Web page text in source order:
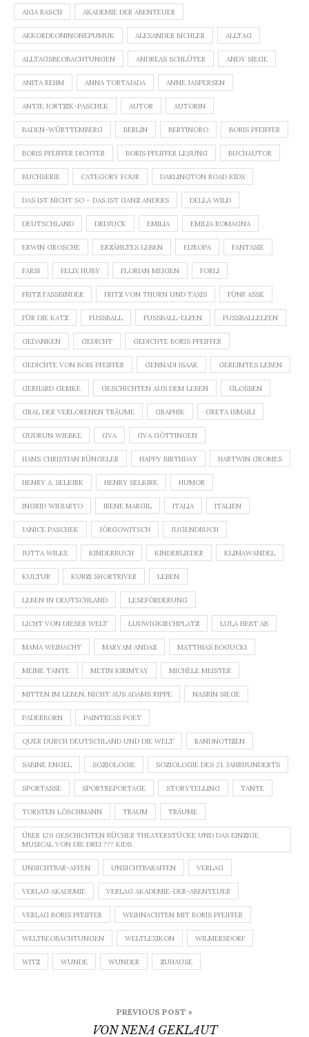
AIGA RASCH AKADEMIE DER ABENTEUER
AKKORDEONINONEPUMUK ALEXANDER BICHLER ALLTAG
ALLTAGSBEOBACHTUNGEN ANDREAS SCHLÜTER ANDY SIEGE
ANITA REHM ANNA TORTAJADA ANNE JASPERSEN
ANTJE JORTZIK-PASCHEK AUTOR AUTORIN
BADEN-WÜRTTEMBERG BERLIN BERTINORO BORIS PFEIFFER
BORIS PFEIFFER DICHTER BORIS PFEIFFER LESUNG BUCHAUTOR
BUCHSERIE CATEGORY FOUR DARLINGTON ROAD KIDS
DAS IST NICHT SO – DAS IST GANZ ANDERS DELLA WILD
DEUTSCHLAND DRDJUCK EMILIA EMILIA ROMAGNA
ERWIN GROSCHE ERZÄHLTES LEBEN EUROPA FANTASIE
FARSI FELIX HUBY FLORIAN MEIGEN FORLI
FRITZ FASSBINDER FRITZ VON THURN UND TAXIS FÜNF ASSE
FÜR DIE KATZ FUSSBALL FUSSBALL-ELFEN FUSSBALLELFEN
GEDANKEN GEDICHT GEDICHTE BORIS PFEIFFER
GEDICHTE VON BOIS PFEIFFER GENNADI ISAAK GEREIMTES LEBEN
GERHARD GEMKE GESCHICHTEN AUS DEM LEBEN GLOSSEN
GRAL DER VERLORENEN TRÄUME GRAPHIK GRETA ISMAILI
GUDRUN WIEBKE GVA GVA GÖTTINGEN
HANS CHRISTIAN RÜNGELER HAPPY BIRTHDAY HARTWIN GROMES
HENRY A. SELKIRK HENRY SELKIRK HUMOR
INGRID WIDIARTO IRENE MARGIL ITALIA ITALIEN
JANICE PASCHEK JÖRGOWITSCH JUGENDBUCH
JUTTA WILKE KINDERBUCH KINDERLIEDER KLIMAWANDEL
KULTUR KURZI SHORTRIVER LEBEN
LEBEN IN DEUTSCHLAND LESEFÖRDERUNG
LICHT VON DIESER WELT LUDWIGKIRCHPLATZ LULA HEBT AB
MAMA WEIHACHT MARYAM ANDAZ MATTHIAS BOGUCKI
MEINE TANTE METIN KIRIMTAY MICHÈLE MEISTER
MITTEN IM LEBEN. NICHT AUS ADAMS RIPPE NASRIN SIEGE
PADERBORN PAINTRESS POET
QUER DURCH DEUTSCHLAND UND DIE WELT RANDNOTIZEN
SABINE ENGEL SOZIOLOGIE SOZIOLOGIE DES 21. JAHRHUNDERTS
SPORTASSE SPORTREPORTAGE STORYTELLING TANTE
TORSTEN LÖSCHMANN TRAUM TRÄUME
ÜBER 120 GESCHICHTEN BÜCHER THEATERSTÜCKE UND DAS EINZIGE
MUSICAL VON DIE DREI ??? KIDS
UNSICHTBAR-AFFEN UNSICHTBARAFFEN VERLAG
VERLAG AKADEMIE VERLAG AKADEMIE-DER-ABENTEUER
VERLAG BORIS PFEIFFER WEIHNACHTEN MIT BORIS PFEIFFER
WELTBEOBACHTUNGEN WELTLEXIKON WILMERSDORF
WITZ WUNDE WUNDER ZUHAUSE
PREVIOUS POST »
VON NENA GEKLAUT